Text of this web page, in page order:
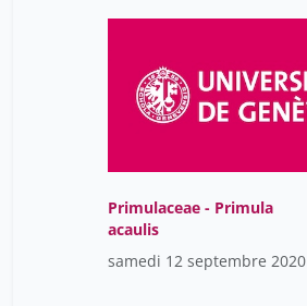
Primulaceae - Primula
acaulis
samedi 12 septembre 2020